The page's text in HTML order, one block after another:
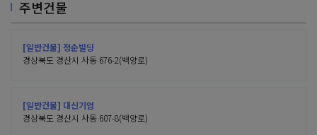
주변건물
[일반건물] 정순빌딩
경상북도 경산시 사동 676-2(백양로)
[일반건물] 대신기업
경상북도 경산시 사동 607-8(백양로)